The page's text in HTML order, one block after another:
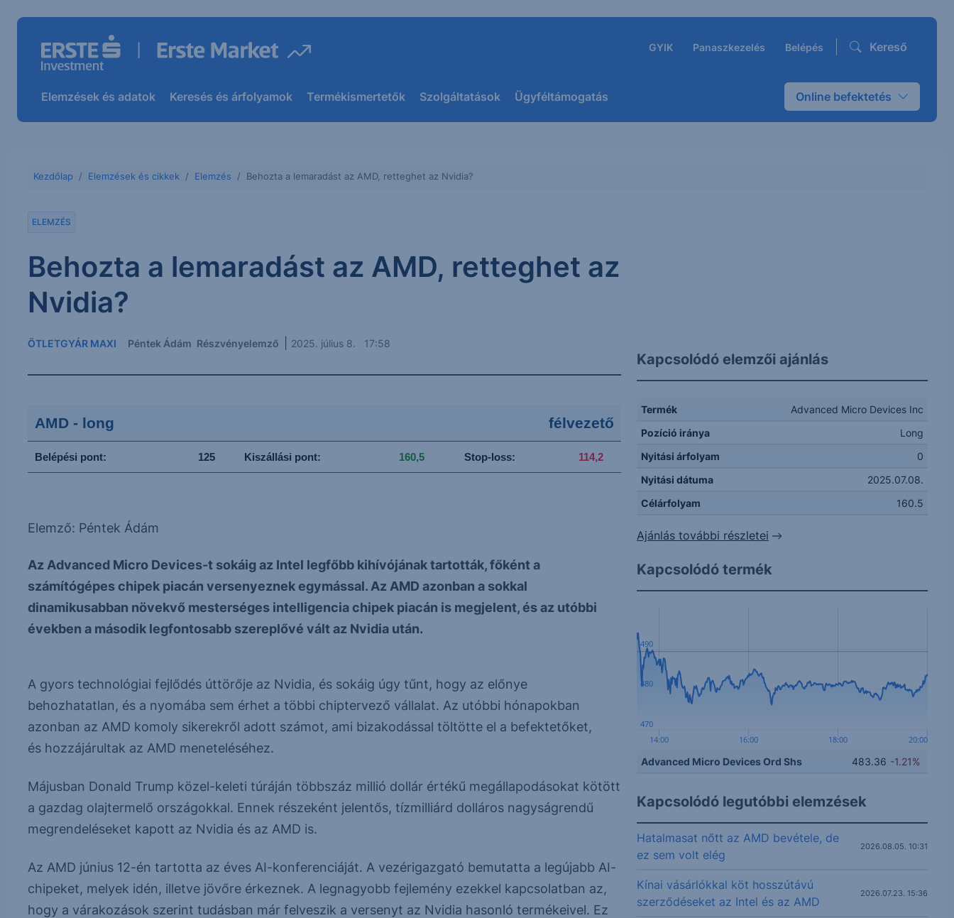
GYIK Panaszkezelés Belépés Kereső
Elemzések és adatok Keresés és árfolyamok Termékismertetők Szolgáltatások Ügyféltámogatás Online befektetés
Kezdőlap Elemzések és cikkek Elemzés Behozta a lemaradást az AMD, retteghet az Nvidia?
ELEMZÉS
Behozta a lemaradást az AMD, retteghet az
Nvidia?
ÖTLETGYÁR MAXI Péntek Ádám Részvényelemző 2025. július 8. 17:58
AMD - long félvezető
Belépési pont: 125 Kiszállási pont: 160,5 Stop-loss: 114,2
Elemző: Péntek Ádám
Az Advanced Micro Devices-t sokáig az Intel legfőbb kihívójának tartották, főként a
számítógépes chipek piacán versenyeznek egymással. Az AMD azonban a sokkal
dinamikusabban növekvő mesterséges intelligencia chipek piacán is megjelent, és az utóbbi
években a második legfontosabb szereplővé vált az Nvidia után.
A gyors technológiai fejlődés úttörője az Nvidia, és sokáig úgy tűnt, hogy az előnye
behozhatatlan, és a nyomába sem érhet a többi chiptervező vállalat. Az utóbbi hónapokban
azonban az AMD komoly sikerekről adott számot, ami bizakodással töltötte el a befektetőket,
és hozzájárultak az AMD meneteléséhez.
Májusban Donald Trump közel-keleti túráján többszáz millió dollár értékű megállapodásokat kötött
a gazdag olajtermelő országokkal. Ennek részeként jelentős, tízmilliárd dolláros nagyságrendű
megrendeléseket kapott az Nvidia és az AMD is.
Az AMD június 12-én tartotta az éves AI-konferenciáját. A vezérigazgató bemutatta a legújabb AI-
chipeket, melyek idén, illetve jövőre érkeznek. A legnagyobb fejlemény ezekkel kapcsolatban az,
hogy a várakozások szerint tudásban már felveszik a versenyt az Nvidia hasonló termékeivel. Ez
Kapcsolódó elemzői ajánlás
Termék
Advanced Micro Devices Inc
Pozíció iránya
Long
Nyitási árfolyam
0
Nyitási dátuma
2025.07.08.
Célárfolyam
160.5
Ajánlás további részletei
Kapcsolódó termék
14:00 16:00 18:00 20:00
470
480
490
Advanced Micro Devices Ord Shs 483.36 -1.21%
Kapcsolódó legutóbbi elemzések
Hatalmasat nőtt az AMD bevétele, de
ez sem volt elég
2026.08.05. 10:31
Kínai vásárlókkal köt hosszútávú
szerződéseket az Intel és az AMD
2026.07.23. 15:36